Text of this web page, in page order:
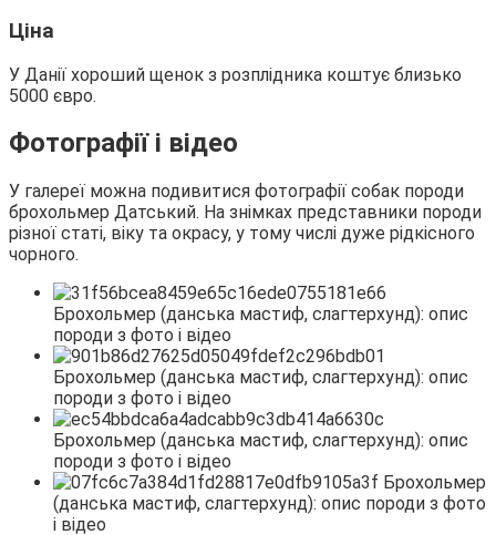
Ціна
У Данії хороший щенок з розплідника коштує близько
5000 євро.
Фотографії і відео
У галереї можна подивитися фотографії собак породи
брохольмер Датський. На знімках представники породи
різної статі, віку та окрасу, у тому числі дуже рідкісного
чорного.